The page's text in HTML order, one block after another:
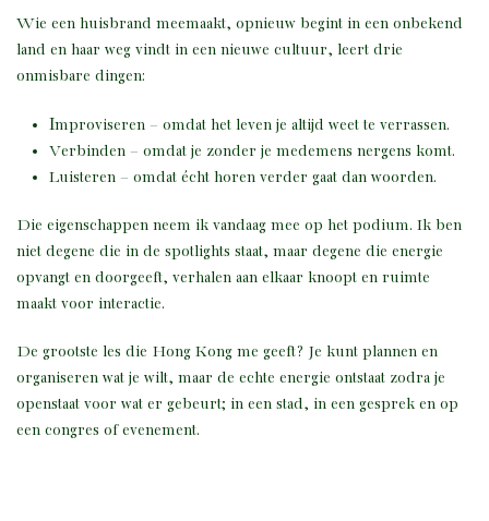
Wie een huisbrand meemaakt, opnieuw begint in een onbekend
land en haar weg vindt in een nieuwe cultuur, leert drie
onmisbare dingen:
Improviseren – omdat het leven je altijd weet te verrassen.
Verbinden – omdat je zonder je medemens nergens komt.
Luisteren – omdat écht horen verder gaat dan woorden.
Die eigenschappen neem ik vandaag mee op het podium. Ik ben
niet degene die in de spotlights staat, maar degene die energie
opvangt en doorgeeft, verhalen aan elkaar knoopt en ruimte
maakt voor interactie.
De grootste les die Hong Kong me geeft? Je kunt plannen en
organiseren wat je wilt, maar de echte energie ontstaat zodra je
openstaat voor wat er gebeurt; in een stad, in een gesprek en op
een congres of evenement.